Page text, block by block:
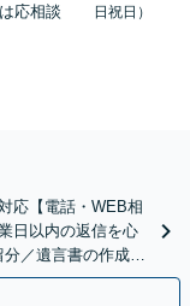
応相談
日祝日）
応【電話・WEB相
日以内の返信を心
／遺言書の作成・
談あり】